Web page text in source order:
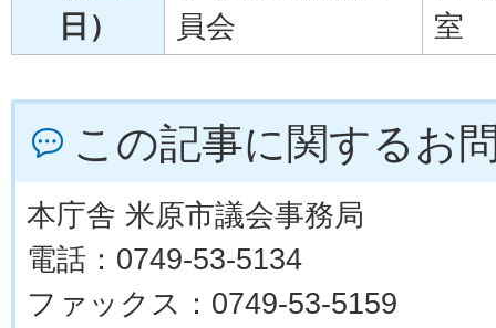
日）
員会
室
この記事に関するお
本庁舎 米原市議会事務局
電話：0749-53-5134
ファックス：0749-53-5159